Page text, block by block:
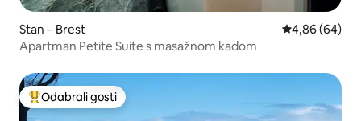
Stan – Brest Prosječna
4,86 (64)
Apartman Petite Suite s masažnom kadom
Među najviše rangiranima s oznakom „Odabrali gosti”
Odabrali gosti